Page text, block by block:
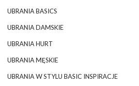
UBRANIA BASICS
UBRANIA DAMSKIE
UBRANIA HURT
UBRANIA MĘSKIE
UBRANIA W STYLU BASIC INSPIRACJE